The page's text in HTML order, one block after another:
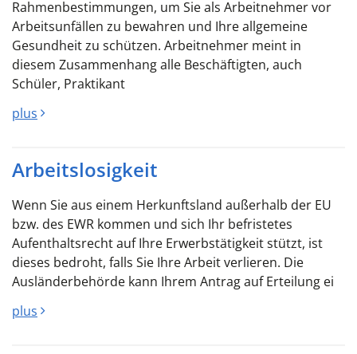
Rahmenbestimmungen, um Sie als Arbeitnehmer vor
Arbeitsunfällen zu bewahren und Ihre allgemeine
Gesundheit zu schützen. Arbeitnehmer meint in
diesem Zusammenhang alle Beschäftigten, auch
Schüler, Praktikant
plus
Arbeitslosigkeit
Wenn Sie aus einem Herkunftsland außerhalb der EU
bzw. des EWR kommen und sich Ihr befristetes
Aufenthaltsrecht auf Ihre Erwerbstätigkeit stützt, ist
dieses bedroht, falls Sie Ihre Arbeit verlieren. Die
Ausländerbehörde kann Ihrem Antrag auf Erteilung ei
plus